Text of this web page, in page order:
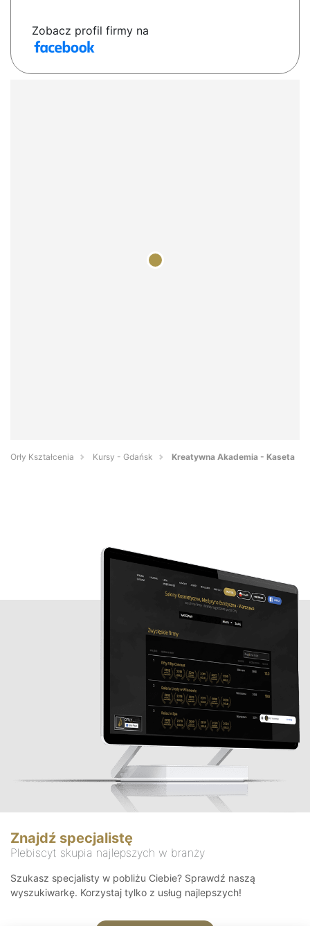
Zobacz profil firmy na
Orły Kształcenia Kursy - Gdańsk Kreatywna Akademia - Kaseta
Znajdź specjalistę
Plebiscyt skupia najlepszych w branży
Szukasz specjalisty w pobliżu Ciebie? Sprawdź naszą
wyszukiwarkę. Korzystaj tylko z usług najlepszych!